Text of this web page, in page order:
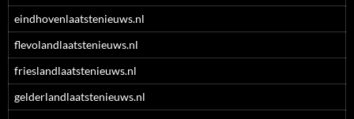
eindhovenlaatstenieuws.nl
flevolandlaatstenieuws.nl
frieslandlaatstenieuws.nl
gelderlandlaatstenieuws.nl